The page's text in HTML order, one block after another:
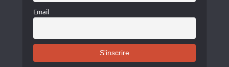
Email